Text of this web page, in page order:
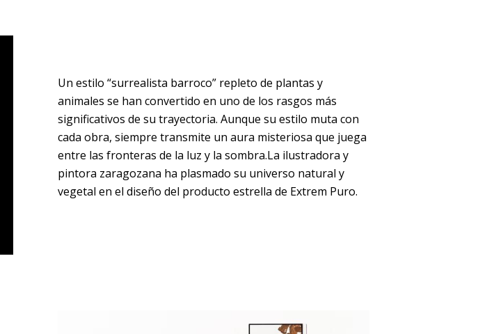
Un estilo “surrealista barroco” repleto de plantas y
animales se han convertido en uno de los rasgos más
significativos de su trayectoria. Aunque su estilo muta con
cada obra, siempre transmite un aura misteriosa que juega
entre las fronteras de la luz y la sombra.La ilustradora y
pintora zaragozana ha plasmado su universo natural y
vegetal en el diseño del producto estrella de Extrem Puro.